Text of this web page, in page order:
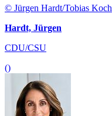
© Jürgen Hardt/Tobias Koch
Hardt, Jürgen
CDU/CSU
()